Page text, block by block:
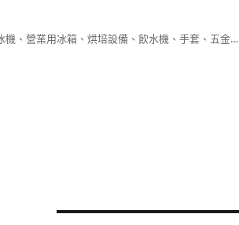
、營業用冰箱、烘培設備、飲水機、手套、五金…